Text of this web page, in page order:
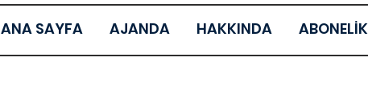
ANA SAYFA AJANDA HAKKINDA ABONELİK